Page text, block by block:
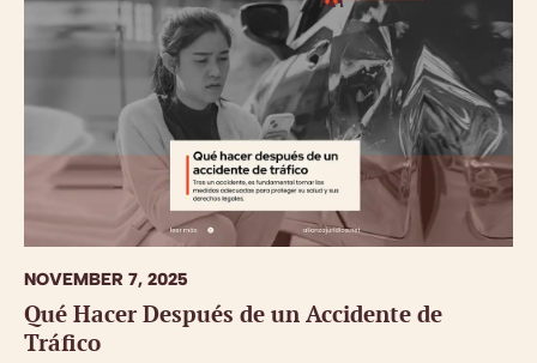
NOVEMBER 7, 2025
Qué Hacer Después de un Accidente de
Tráfico